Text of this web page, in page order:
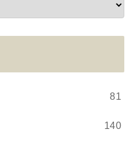
81
140